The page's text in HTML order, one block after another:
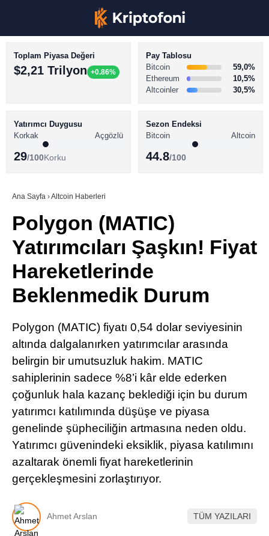
TikTok
BİTCOİN HABERLERİ
ALTCOİN HABERLERİ
SÖZLÜK
Toplam Piyasa Değeri
$2,21 Trilyon +0.86%
Pay Tablosu
Bitcoin
59,0%
Ethereum
10,5%
Altcoinler
30,5%
Yatırımcı Duygusu
Korkak
Açgözlü
29/100Korku
Sezon Endeksi
Bitcoin
Altcoin
44.8/100
Ana Sayfa ›Altcoin Haberleri
Polygon (MATIC)
Yatırımcıları Şaşkın! Fiyat
Hareketlerinde
Beklenmedik Durum
Polygon (MATIC) fiyatı 0,54 dolar seviyesinin
altında dalgalanırken yatırımcılar arasında
belirgin bir umutsuzluk hakim. MATIC
sahiplerinin sadece %8’i kâr elde ederken
çoğunluk hala kazanç beklediği için bu durum
yatırımcı katılımında düşüşe ve piyasa
genelinde şüpheciliğin artmasına neden oldu.
Yatırımcı güvenindeki eksiklik, piyasa katılımını
azaltarak önemli fiyat hareketlerinin
gerçekleşmesini zorlaştırıyor.
Ahmet Arslan TÜM YAZILARI